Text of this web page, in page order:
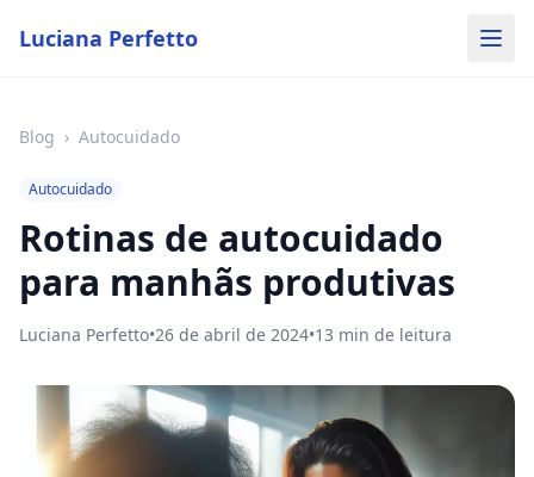
Luciana Perfetto
Blog › Autocuidado
Autocuidado
Rotinas de autocuidado
para manhãs produtivas
Luciana Perfetto•26 de abril de 2024•13 min de leitura